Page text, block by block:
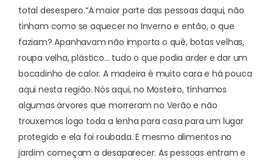
total desespero.“A maior parte das pessoas daqui, não
tinham como se aquecer no Inverno e então, o que
faziam? Apanhavam não importa o quê, botas velhas,
roupa velha, plástico… tudo o que podia arder e dar um
bocadinho de calor. A madeira é muito cara e há pouca
aqui nesta região. Nós aqui, no Mosteiro, tínhamos
algumas árvores que morreram no Verão e não
trouxemos logo toda a lenha para casa para um lugar
protegido e ela foi roubada. E mesmo alimentos no
jardim começam a desaparecer. As pessoas entram e